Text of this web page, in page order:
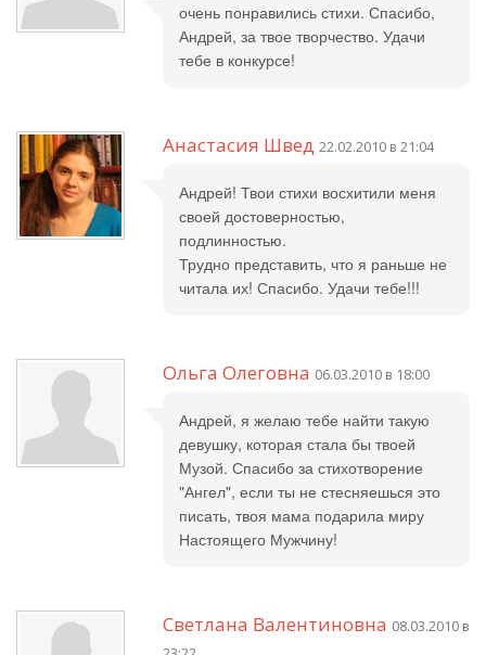
очень понравились стихи. Спасибо,
Андрей, за твое творчество. Удачи
тебе в конкурсе!
Анастасия Швед 22.02.2010 в 21:04
Андрей! Твои стихи восхитили меня
своей достоверностью,
подлинностью.
Трудно представить, что я раньше не
читала их! Спасибо. Удачи тебе!!!
Ольга Олеговна 06.03.2010 в 18:00
Андрей, я желаю тебе найти такую
девушку, которая стала бы твоей
Музой. Спасибо за стихотворение
"Ангел", если ты не стесняешься это
писать, твоя мама подарила миру
Настоящего Мужчину!
Светлана Валентиновна 08.03.2010 в